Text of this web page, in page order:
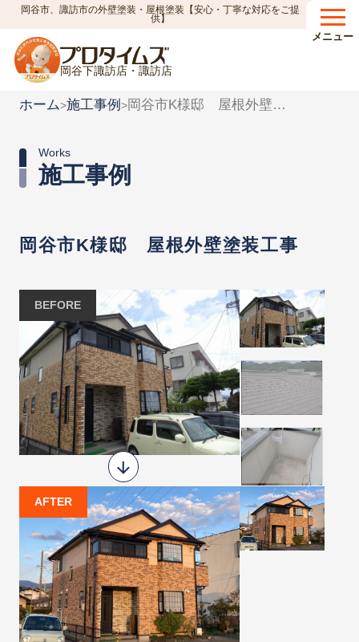
岡谷市、諏訪市の外壁塗装・屋根塗装【安心・丁寧な対応をご提
供】
岡谷下諏訪店・諏訪店
メニュー
ホーム>施工事例 > 岡谷市K様邸 屋根外壁塗装工事
施工事例
Works
岡谷市K様邸 屋根外壁塗装工事
BEFORE
AFTER